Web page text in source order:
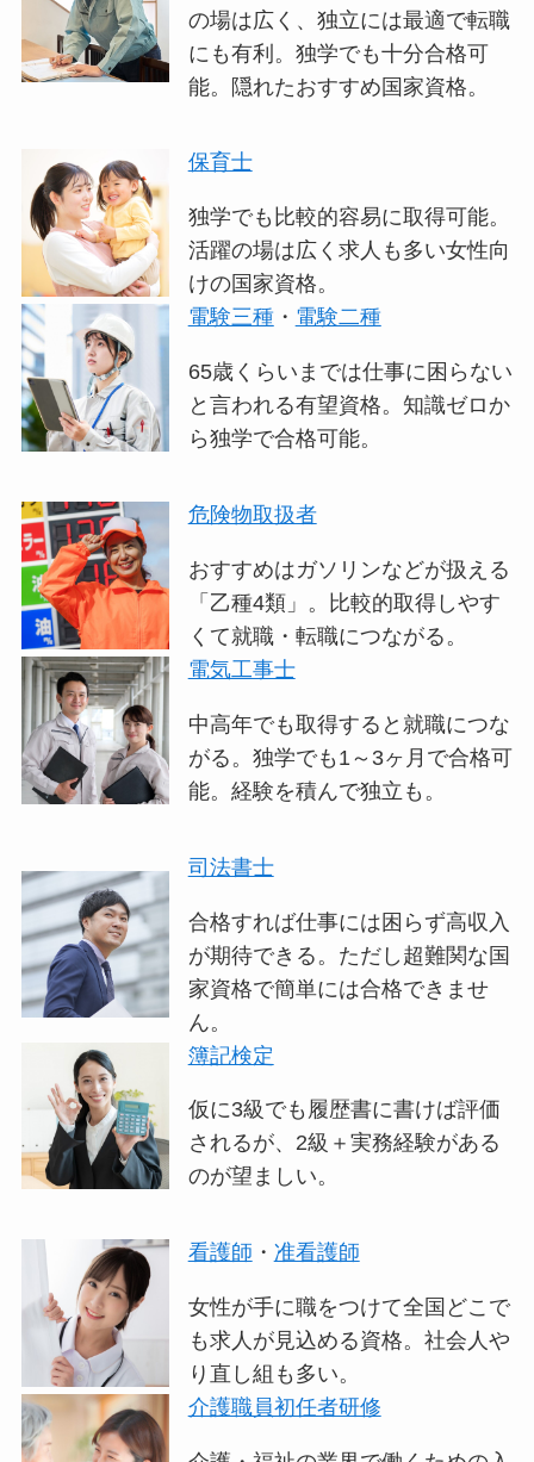
の場は広く、独立には最適で転職
にも有利。独学でも十分合格可
能。隠れたおすすめ国家資格。
保育士
独学でも比較的容易に取得可能。
活躍の場は広く求人も多い女性向
けの国家資格。
電験三種・ 電験二種
65歳くらいまでは仕事に困らない
と言われる有望資格。知識ゼロか
ら独学で合格可能。
危険物取扱者
おすすめはガソリンなどが扱える
「乙種4類」。比較的取得しやす
くて就職・転職につながる。
電気工事士
中高年でも取得すると就職につな
がる。独学でも1～3ヶ月で合格可
能。経験を積んで独立も。
司法書士
合格すれば仕事には困らず高収入
が期待できる。ただし超難関な国
家資格で簡単には合格できませ
ん。
簿記検定
仮に3級でも履歴書に書けば評価
されるが、2級＋実務経験がある
のが望ましい。
看護師 ・ 准看護師
女性が手に職をつけて全国どこで
も求人が見込める資格。社会人や
り直し組も多い。
介護職員初任者研修